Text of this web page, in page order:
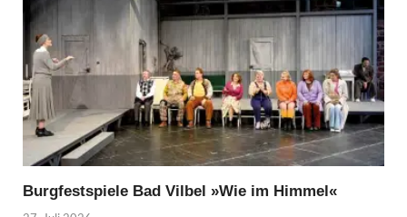
Burgfestspiele Bad Vilbel »Wie im Himmel«